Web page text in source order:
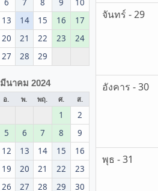
13 14 15 16
17
20 21 22 23
24
27 28 29
มีนาคม 2024
อ. พ. พฤ. ศ. ส.
1
2
5 6 7 8
9
12 13 14 15
16
19 20 21 22
23
26 27 28 29
30
จันทร์ - 29
อังคาร - 30
พุธ - 31